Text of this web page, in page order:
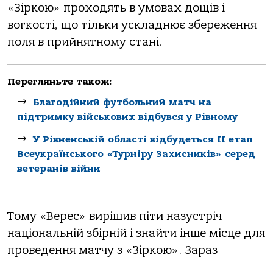
«Зіркою» проходять в умовах дощів і
вогкості, що тільки ускладнює збереження
поля в прийнятному стані.
Перегляньте також:
Благодійний футбольний матч на
підтримку військових відбувся у Рівному
У Рівненській області відбудеться ІІ етап
Всеукраїнського «Турніру Захисників» серед
ветеранів війни
Тому «Верес» вирішив піти назустріч
національній збірній і знайти інше місце для
проведення матчу з «Зіркою». Зараз